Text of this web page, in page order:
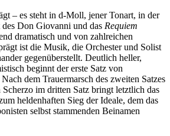
– es steht in d-Moll, jener Tonart, in der
Don Giovanni und das Requiem
dramatisch und von zahlreichen
ist die Musik, die Orchester und Solist
gegenüberstellt. Deutlich heller,
beginnt der erste Satz von
dem Trauermarsch des zweiten Satzes
im dritten Satz bringt letztlich das
heldenhaften Sieg der Ideale, dem das
selbst stammenden Beinamen